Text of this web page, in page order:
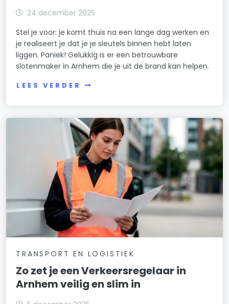
24 december 2025
Stel je voor: je komt thuis na een lange dag werken en
je realiseert je dat je je sleutels binnen hebt laten
liggen. Paniek! Gelukkig is er een betrouwbare
slotenmaker in Arnhem die je uit de brand kan helpen.
LEES VERDER
TRANSPORT EN LOGISTIEK
Zo zet je een Verkeersregelaar in
Arnhem veilig en slim in